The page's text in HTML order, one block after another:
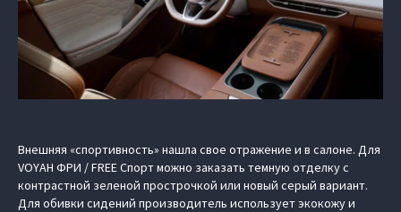
Внешняя «спортивность» нашла свое отражение и в салоне. Для
VOYAH ФРИ / FREE Спорт можно заказать темную отделку с
контрастной зеленой прострочкой или новый серый вариант.
Для обивки сидений производитель использует экокожу и